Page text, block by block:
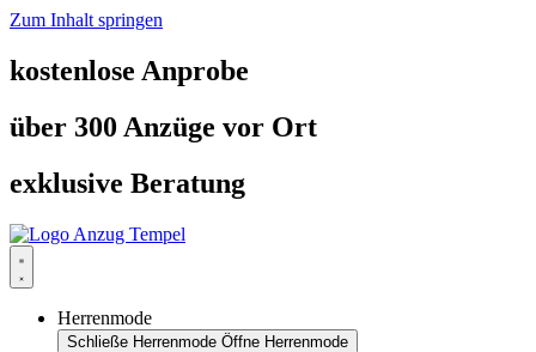
Zum Inhalt springen
kostenlose Anprobe
über 300 Anzüge vor Ort
exklusive Beratung
Herrenmode
Schließe Herrenmode Öffne Herrenmode